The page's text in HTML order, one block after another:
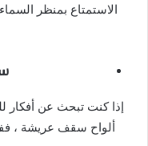
الاستمتاع بمنظر
إذا كنت تبحث عن أفكار
ألواح سقف عريشة ،